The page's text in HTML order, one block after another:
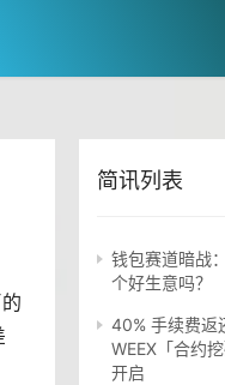
简讯列表
钱包赛道暗战
个好生意吗？
40% 手续费返
WEEX「合约
开启